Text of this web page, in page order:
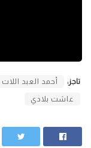
تاجز: أحمد العبد اللات
عاشت بلادي